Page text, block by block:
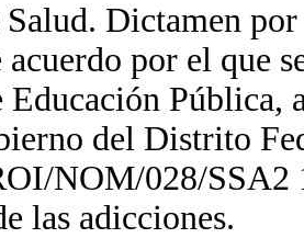
Dictamen
por el que
Educación Pública,
del Distrito
NOM/028/SSA2
las adicciones.